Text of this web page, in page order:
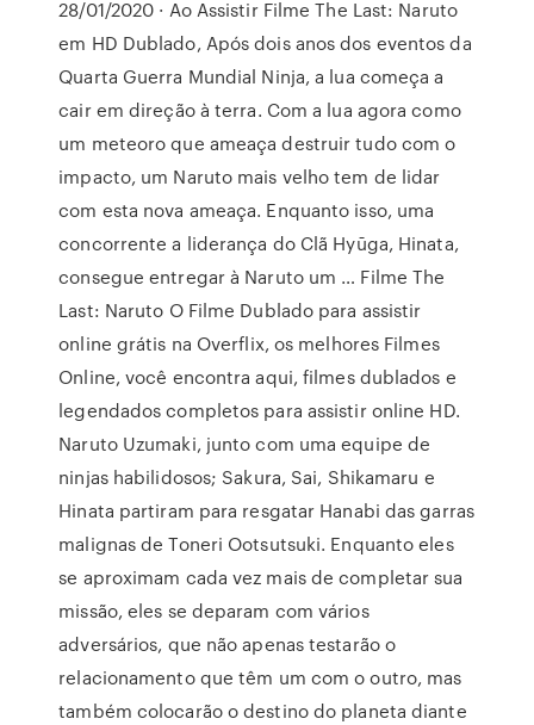
28/01/2020 · Ao Assistir Filme The Last: Naruto
em HD Dublado, Após dois anos dos eventos da
Quarta Guerra Mundial Ninja, a lua começa a
cair em direção à terra. Com a lua agora como
um meteoro que ameaça destruir tudo com o
impacto, um Naruto mais velho tem de lidar
com esta nova ameaça. Enquanto isso, uma
concorrente a liderança do Clã Hyūga, Hinata,
consegue entregar à Naruto um … Filme The
Last: Naruto O Filme Dublado para assistir
online grátis na Overflix, os melhores Filmes
Online, você encontra aqui, filmes dublados e
legendados completos para assistir online HD.
Naruto Uzumaki, junto com uma equipe de
ninjas habilidosos; Sakura, Sai, Shikamaru e
Hinata partiram para resgatar Hanabi das garras
malignas de Toneri Ootsutsuki. Enquanto eles
se aproximam cada vez mais de completar sua
missão, eles se deparam com vários
adversários, que não apenas testarão o
relacionamento que têm um com o outro, mas
também colocarão o destino do planeta diante